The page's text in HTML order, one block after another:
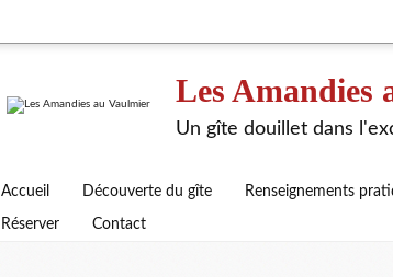
Les Amandies
Un gîte douillet dans
Accueil Découverte du gîte Renseignements
Réserver Contact